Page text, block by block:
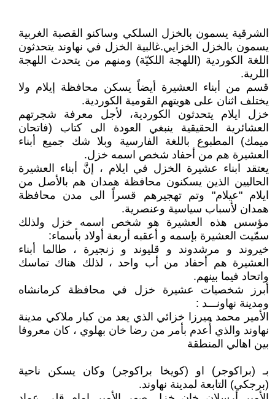
الشرقية يسمون بالخزل السلكي وساكنو القصبة الغربية
يسمون بالخزل الخزايي.غالبية الخزل في نهاوند يتحدثون
اللغة الكوردية (اللهجة اللكيّة) ومنهم من يتحدث اللهجة
اللرية.
قسم من أبناء العشيرة أيضاً يسكن محافظة إيلام ولا
يختلف اثنان على هويتهم القومية الكوردية.
خزل ايلام يتحدثون الكوردية، لأجل معرفة شجرتهم
العشائرية الحقيقية ينبغي العودة الى كتاب (فاتحان
ميمك) المطبوع باللغة الفارسية وبلا شك جميع أبناء
العشيرة هم من أحفاد شخص اسمه خزل.
يعتقد ابناء عشيرة الخزل في ايلام ، إنَّ أبناء العشيرة
الحاليين الذين يسكنون محافظة همدان هم بالأصل من
ايلام "عيلام" وتم تهجيرهم قسراً الى مدن محافظة
همدان لأسباب سياسية وعنصرية.
مؤسس هذه العشيرة هو شخص اسمه خزل ولذلك
سمّيت العشيرة بإسمه و أعقبه أربعة أولاد بأسماء:
خيروند و مرشدوند و قليوند و زنجيرة ، طالما أبناء
العشيرة هم أحفاد من أب واحد ، لذلك هناك تماسك
واتحاد فيما بينهم.
أبرز شخصيات عشيرة خزل في محافظة كرمانشاه
ومدينة نهاونـــد :
الأمير محمد ميرزا خزائي الذي يعد من كبار ملاكي مدينة
نهاوند والذي أُعدم بأمر من رضا خان بهلوي ، كان معروفا
بين اهالي المنطقة
بـ (براكوجر) او (كويخا براكوجر) وكان يسكن ناحية
(برجكي) التابعة لمدينة نهاوند.